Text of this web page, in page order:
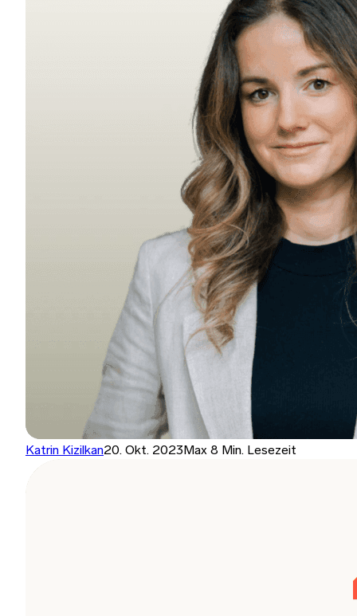
Katrin Kizilkan20. Okt. 2023 Max 8 Min. Lesezeit